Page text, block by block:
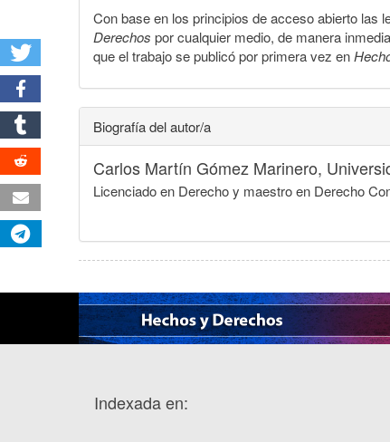
Con base en los principios de acceso abierto las
Derechos por cualquier medio, de manera
que el trabajo se publicó por primera vez en
Biografía del autor/a
Carlos Martín Gómez Marinero,
Licenciado en Derecho y maestro en Derecho
Indexada en: